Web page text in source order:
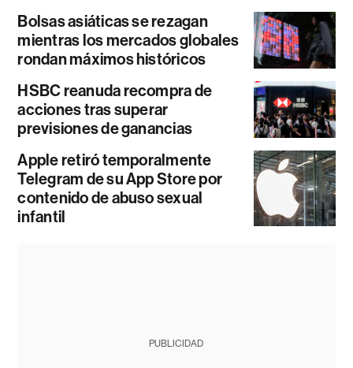
Bolsas asiáticas se rezagan
mientras los mercados globales
rondan máximos históricos
HSBC reanuda recompra de
acciones tras superar
previsiones de ganancias
Apple retiró temporalmente
Telegram de su App Store por
contenido de abuso sexual
infantil
PUBLICIDAD